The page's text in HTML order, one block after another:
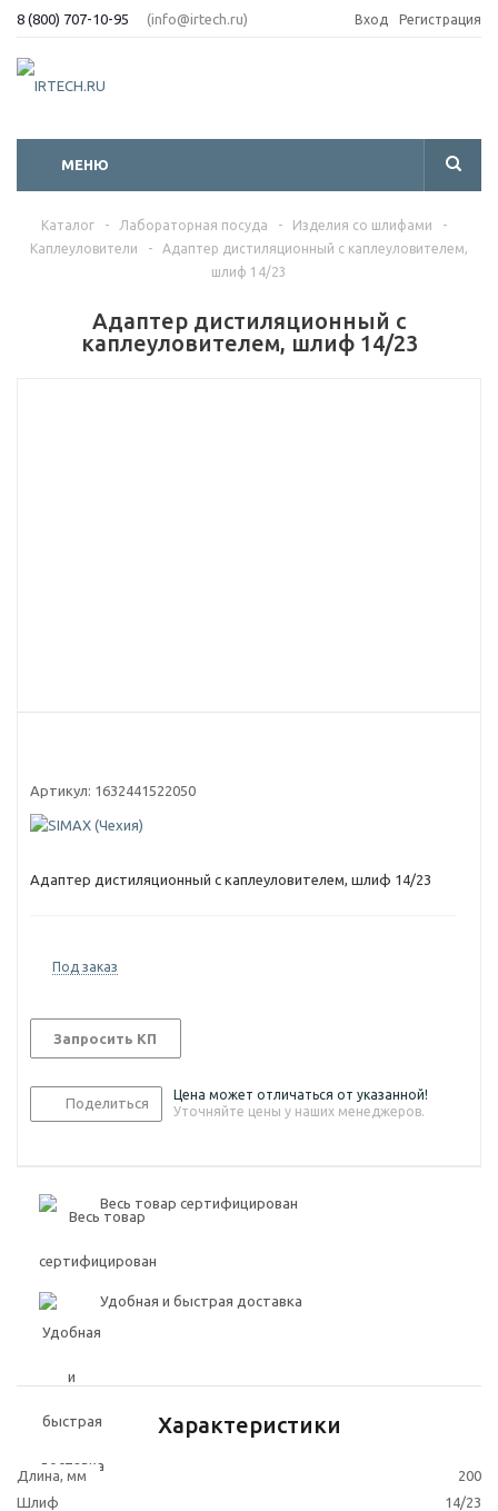
8 (800) 707-10-95 (info@irtech.ru) Вход Регистрация
МЕНЮ
Каталог - Лабораторная посуда - Изделия со шлифами
-
Каплеуловители
-
Адаптер дистиляционный с каплеуловителем,
шлиф 14/23
Адаптер дистиляционный с
каплеуловителем, шлиф 14/23
Артикул: 1632441522050
Адаптер дистиляционный с каплеуловителем, шлиф 14/23
Под заказ
Запросить КП
Поделиться
Цена может отличаться от указанной!
Уточняйте цены у наших менеджеров.
Весь товар сертифицирован
Удобная и быстрая доставка
Характеристики
Длина, мм
200
Шлиф
14/23